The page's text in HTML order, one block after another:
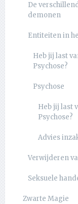
De
demonen
Entiteiten in
Heb jij last
Psychose?
Psychose
Heb jij last
Psychose?
Advies
Verwijderen
Seksuele
Zwarte Magie